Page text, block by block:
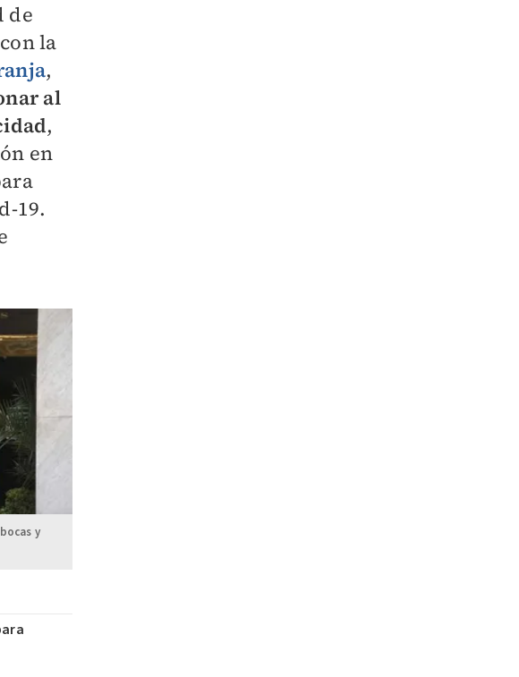
de
la
,
al
,
en
19.
y